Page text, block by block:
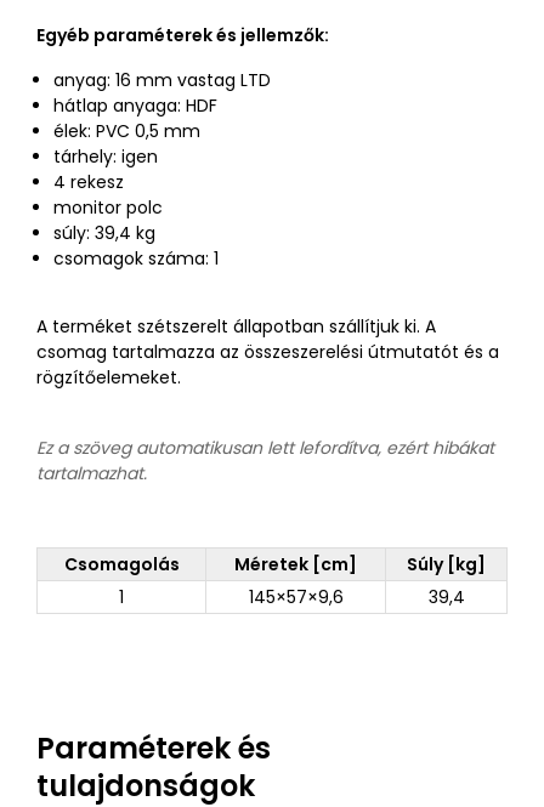
Egyéb paraméterek és jellemzők:
anyag: 16 mm vastag LTD
hátlap anyaga: HDF
élek: PVC 0,5 mm
tárhely: igen
4 rekesz
monitor polc
súly: 39,4 kg
csomagok száma: 1
A terméket szétszerelt állapotban szállítjuk ki. A
csomag tartalmazza az összeszerelési útmutatót és a
rögzítőelemeket.
Ez a szöveg automatikusan lett lefordítva, ezért hibákat
tartalmazhat.
Csomagolás Méretek [cm]
Súly [kg]
1
145×57×9,6 39,4
Paraméterek és
tulajdonságok